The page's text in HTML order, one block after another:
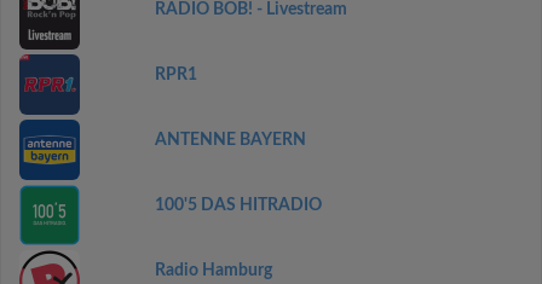
RADIO BOB! - Livestream
RPR1
ANTENNE BAYERN
100'5 DAS HITRADIO
Radio Hamburg